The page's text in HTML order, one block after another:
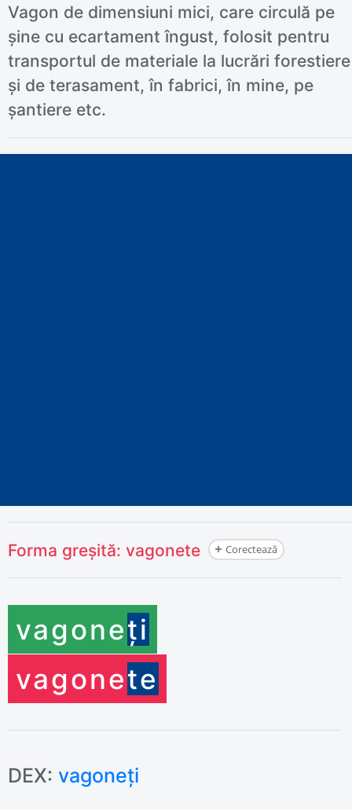
Vagon de dimensiuni mici, care circulă pe
șine cu ecartament îngust, folosit pentru
transportul de materiale la lucrări forestiere
și de terasament, în fabrici, în mine, pe
șantiere etc.
Forma greșită: vagonete Corectează
vagoneți
vagonete
DEX: vagoneți